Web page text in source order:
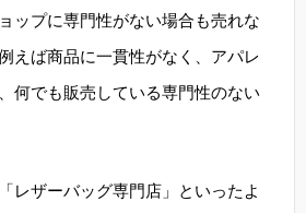
ップに専門性がない場合も売れな
えば商品に一貫性がなく、アパレ
何でも販売している専門性のない
レザーバッグ専門店」といったよ